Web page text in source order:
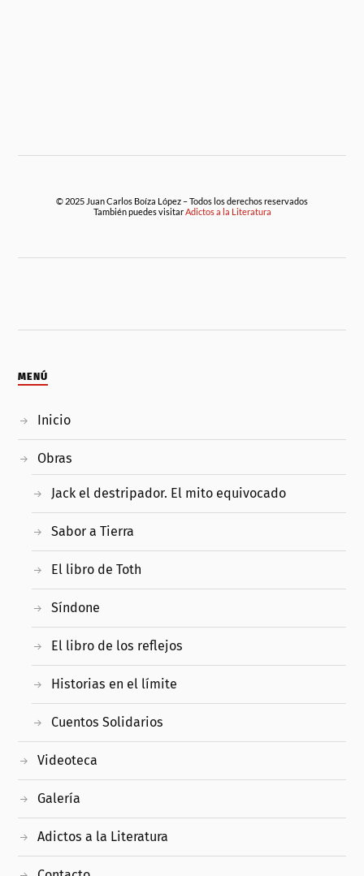
© 2025 Juan Carlos Boíza López – Todos los derechos reservados
También puedes visitarAdictos a la Literatura
MENÚ
Inicio
Obras
Jack el destripador. El mito equivocado
Sabor a Tierra
El libro de Toth
Síndone
El libro de los reflejos
Historias en el límite
Cuentos Solidarios
Videoteca
Galería
Adictos a la Literatura